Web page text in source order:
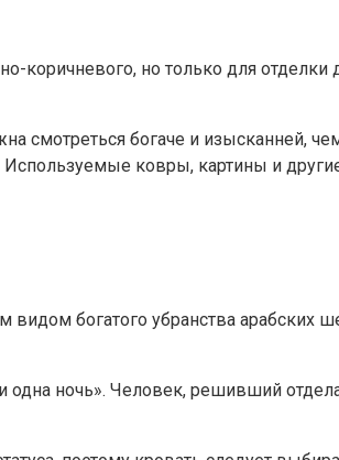
но только для отделки
смотреться богаче и изысканней,
Используемые ковры, картины и
богатого убранства арабских
одна ночь». Человек, решивший